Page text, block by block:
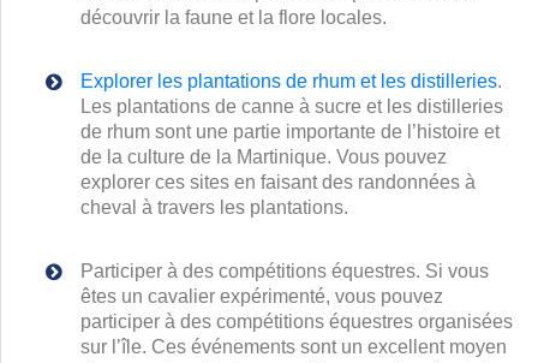
découvrir la faune et la flore locales.
Explorer les plantations de rhum et les distilleries.
Les plantations de canne à sucre et les distilleries
de rhum sont une partie importante de l’histoire et
de la culture de la Martinique. Vous pouvez
explorer ces sites en faisant des randonnées à
cheval à travers les plantations.
Participer à des compétitions équestres. Si vous
êtes un cavalier expérimenté, vous pouvez
participer à des compétitions équestres organisées
sur l’île. Ces événements sont un excellent moyen